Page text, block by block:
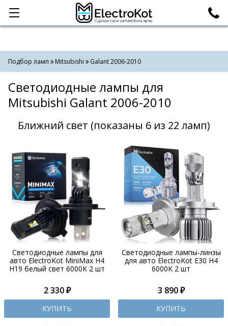
Категории Поиск
Подбор ламп Mitsubishi Galant 2006-2010
Светодиодные лампы для
Mitsubishi Galant 2006-2010
Ближний свет (показаны 6 из 22 ламп)
Светодиодные лампы для
авто ElectroKot MiniMax H4
H19 белый свет 6000K 2 шт
2 330 ₽
КУПИТЬ
Светодиодные лампы-линзы
для авто ElectroKot E30 H4
6000K 2 шт
3 890 ₽
КУПИТЬ